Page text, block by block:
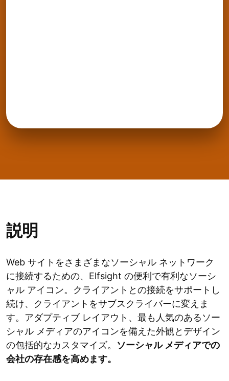
説明
Web サイトをさまざまなソーシャル ネットワーク
に接続するための、Elfsight の便利で有利なソーシ
ャル アイコン。クライアントとの接続をサポートし
続け、クライアントをサブスクライバーに変えま
す。アダプティブ レイアウト、最も人気のあるソー
シャル メディアのアイコンを備えた外観とデザイン
の包括的なカスタマイズ。 ソーシャル メディアでの
会社の存在感を高めます。